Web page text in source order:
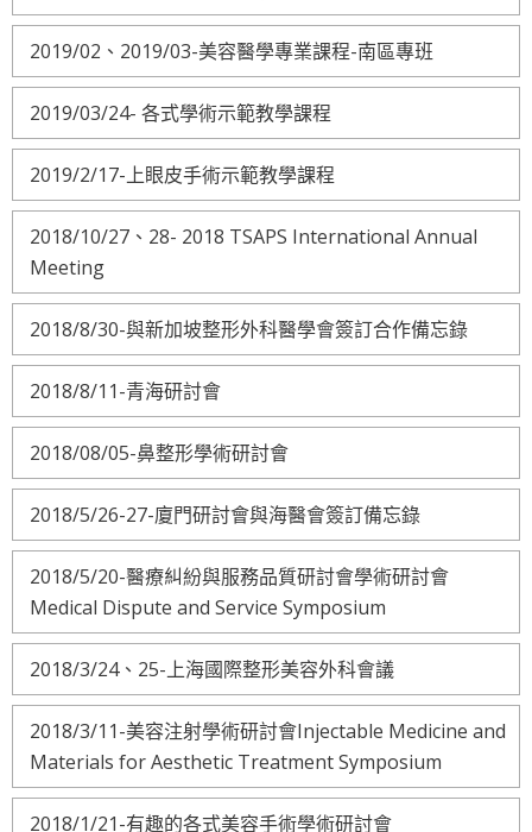
2019/02、2019/03-美容醫學專業課程-南區專班
2019/03/24- 各式學術示範教學課程
2019/2/17-上眼皮手術示範教學課程
2018/10/27、28- 2018 TSAPS International Annual
Meeting
2018/8/30-與新加坡整形外科醫學會簽訂合作備忘錄
2018/8/11-青海研討會
2018/08/05-鼻整形學術研討會
2018/5/26-27-廈門研討會與海醫會簽訂備忘錄
2018/5/20-醫療糾紛與服務品質研討會學術研討會
Medical Dispute and Service Symposium
2018/3/24、25-上海國際整形美容外科會議
2018/3/11-美容注射學術研討會Injectable Medicine and
Materials for Aesthetic Treatment Symposium
2018/1/21-有趣的各式美容手術學術研討會